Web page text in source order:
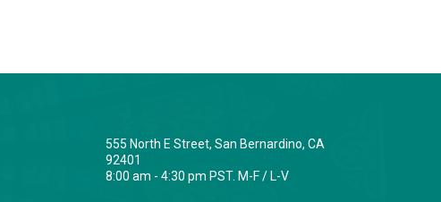
555 North E Street, San Bernardino, CA
92401
8:00 am - 4:30 pm PST. M-F / L-V